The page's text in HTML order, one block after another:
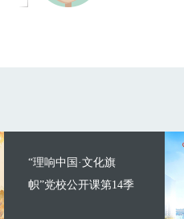
“理响中国·文化旗
帜”党校公开课第14季